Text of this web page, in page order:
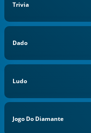
Trivia
Dado
Ludo
Jogo Do Diamante